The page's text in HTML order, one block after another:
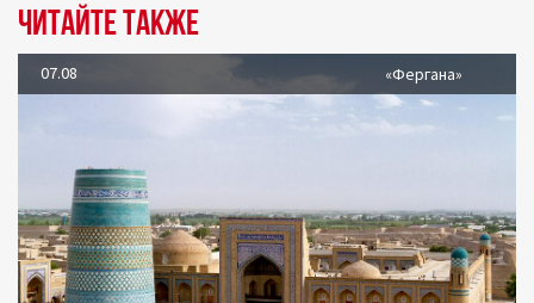
Читайте также
07.08 «Фергана»